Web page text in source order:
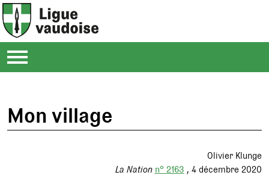
Mon village
Olivier Klunge
La Nation n° 2163 4 décembre 2020